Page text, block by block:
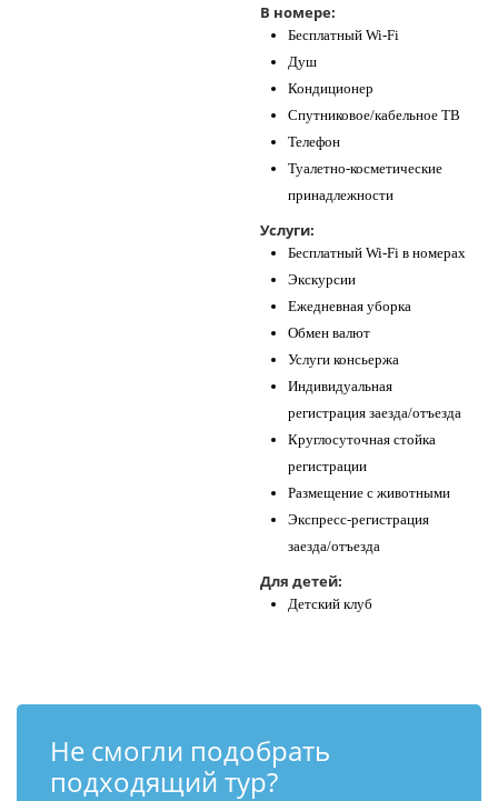
В номере:
Бесплатный Wi-Fi
Душ
Кондиционер
Спутниковое/кабельное ТВ
Телефон
Туалетно-косметические
принадлежности
Услуги:
Бесплатный Wi-Fi в номерах
Экскурсии
Ежедневная уборка
Обмен валют
Услуги консьержа
Индивидуальная
регистрация заезда/отъезда
Круглосуточная стойка
регистрации
Размещение с животными
Экспресс-регистрация
заезда/отъезда
Для детей:
Детский клуб
Не смогли подобрать
подходящий тур?